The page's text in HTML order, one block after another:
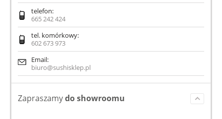
telefon:
665 242 424
tel. komórkowy:
602 673 973
Email:
biuro@sushisklep.pl
Zapraszamydo showroomu